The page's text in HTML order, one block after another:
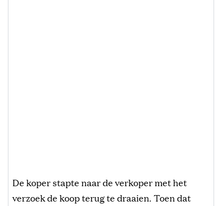
De koper stapte naar de verkoper met het
verzoek de koop terug te draaien. Toen dat